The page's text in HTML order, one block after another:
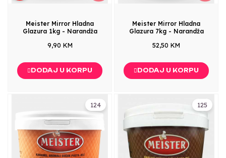
Meister Mirror Hladna
Glazura 1kg - Narandža
9,90 KM
DODAJ U KORPU
Meister Mirror Hladna
Glazura 7kg - Narandža
52,50 KM
DODAJ U KORPU
124 125